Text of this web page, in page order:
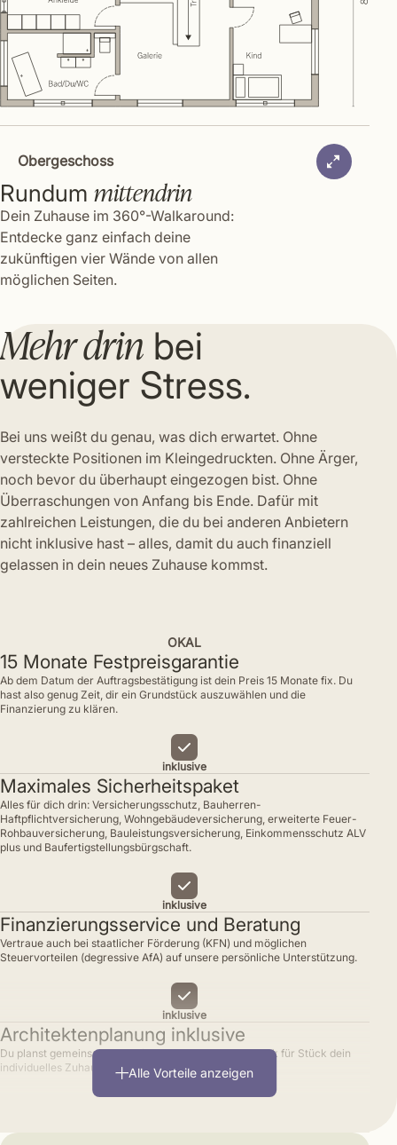
Obergeschoss
Rundum mittendrin
Dein Zuhause im 360°-Walkaround:
Entdecke ganz einfach deine
zukünftigen vier Wände von allen
möglichen Seiten.
Mehr drin bei
weniger Stress.
Bei uns weißt du genau, was dich erwartet. Ohne
versteckte Positionen im Kleingedruckten. Ohne Ärger,
noch bevor du überhaupt eingezogen bist. Ohne
Überraschungen von Anfang bis Ende. Dafür mit
zahlreichen Leistungen, die du bei anderen Anbietern
nicht inklusive hast – alles, damit du auch finanziell
gelassen in dein neues Zuhause kommst.
OKAL
15 Monate Festpreisgarantie
Ab dem Datum der Auftragsbestätigung ist dein Preis 15 Monate fix. Du
hast also genug Zeit, dir ein Grundstück auszuwählen und die
Finanzierung zu klären.
inklusive
Maximales Sicherheitspaket
Alles für dich drin: Versicherungsschutz, Bauherren-
Haftpflichtversicherung, Wohngebäudeversicherung, erweiterte Feuer-
Rohbauversicherung, Bauleistungsversicherung, Einkommensschutz ALV
plus und Baufertigstellungsbürgschaft.
inklusive
Finanzierungsservice und Beratung
Vertraue auch bei staatlicher Förderung (KFN) und möglichen
Steuervorteilen (degressive AfA) auf unsere persönliche Unterstützung.
inklusive
Architektenplanung inklusive
Du planst gemeinsam mit erfahrenen Architekten Stück für Stück dein
individuelles Zuhause.
Alle Vorteile anzeigen